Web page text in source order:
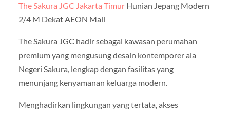
The Sakura JGC Jakarta TimurHunian Jepang Modern
2/4 M Dekat AEON Mall
The Sakura JGC hadir sebagai kawasan perumahan
premium yang mengusung desain kontemporer ala
Negeri Sakura, lengkap dengan fasilitas yang
menunjang kenyamanan keluarga modern.
Menghadirkan lingkungan yang tertata, akses